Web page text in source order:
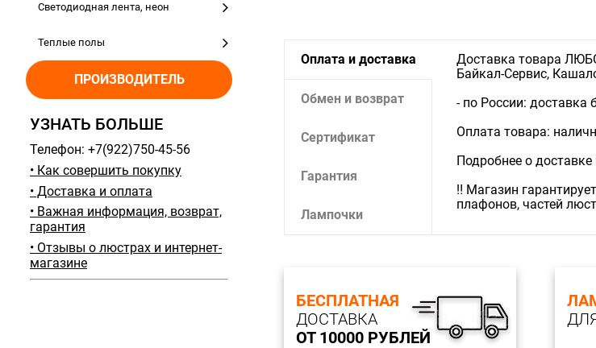
Светодиодная лента, неон
Теплые полы
ПРОИЗВОДИТЕЛЬ
УЗНАТЬ БОЛЬШЕ
Телефон: +7(922)750-45-56
• Как совершить покупку
• Доставка и оплата
• Важная информация, возврат,
гарантия
• Отзывы о люстрах и интернет-
магазине
Оплата и доставка
Обмен и возврат
Сертификат
Гарантия
Лампочки
Доставка товара
Байкал-Сервис,
- по России: доставка
Оплата товара:
Подробнее о
‼️ Магазин
плафонов, частей
БЕСПЛАТНАЯ
ДОСТАВКА
ОТ 10000 РУБЛЕЙ